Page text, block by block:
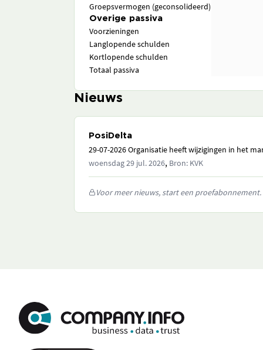
Groepsvermogen (geconsolideerd)
Overige passiva
Voorzieningen
Langlopende schulden
Kortlopende schulden
Totaal passiva
Nieuws
PosiDelta
29-07-2026 Organisatie heeft wijzigingen in het
woensdag 29 jul. 2026, Bron: KVK
Voor meer nieuws, start een proefabonnement.